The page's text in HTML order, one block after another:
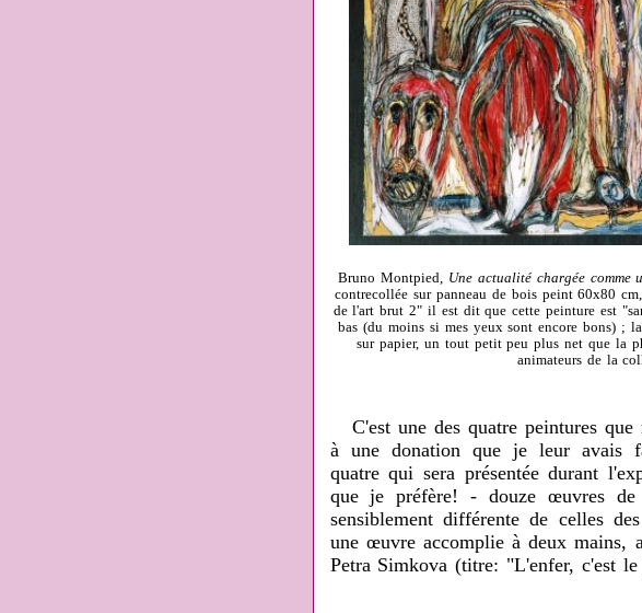
Bruno Montpied, Une actualité chargée comme
contrecollée sur panneau de bois peint 60x80
de l'art brut 2" il est dit que cette peinture est
bas (du moins si mes yeux sont encore bons) ;
sur papier, un tout petit peu plus net que la
animateurs de la
C'est une des quatre peintures
à une donation que je leur avais
quatre qui sera présentée durant
que je préfère! - douze œuvres de
sensiblement différente de celles
une œuvre accomplie à deux mains,
Petra Simkova (titre: "L'enfer, c'est le